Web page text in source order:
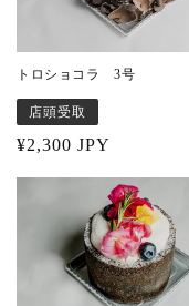
トロショコラ 3号
店頭受取
Regular
¥2,300 JPY